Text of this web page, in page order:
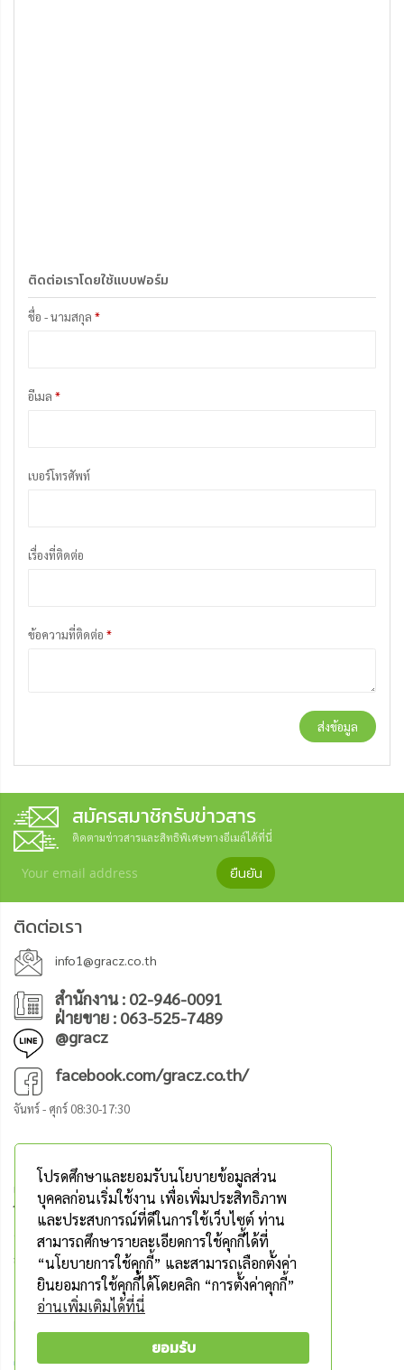
โปรดศึกษาและยอมรับนโยบายข้อมูลส่วน
บุคคลก่อนเริ่มใช้งาน เพื่อเพิ่มประสิทธิภาพ
และประสบการณ์ที่ดีในการใช้เว็บไซต์ ท่าน
สามารถศึกษารายละเอียดการใช้คุกกี้ได้ที่
“นโยบายการใช้คุกกี้” และสามารถเลือกตั้งค่า
ยินยอมการใช้คุกกี้ได้โดยคลิก “การตั้งค่าคุกกี้”
อ่านเพิ่มเติมได้ที่นี่
ยอมรับ
ติดต่อเราโดยใช้แบบฟอร์ม
ชื่อ - นามสกุล *
อีเมล *
เบอร์โทรศัพท์
เรื่องที่ติดต่อ
ข้อความที่ติดต่อ *
ส่งข้อมูล
สมัครสมาชิกรับข่าวสาร
ติดตามข่าวสารและสิทธิพิเศษทางอีเมล์ได้ที่นี่
ยืนยัน
ติดต่อเรา
info1@gracz.co.th
สำนักงาน : 02-946-0091
ฝ่ายขาย : 063-525-7489
@gracz
facebook.com/gracz.co.th/
จันทร์ - ศุกร์ 08:30-17:30
เกี่ยวกับเรา
เกี่ยวกับเรา
โปรโมชั่น
ติดต่อเรา
สินค้าลดราคา
วิธีสั่งซื้อสินค้า
แจ้งการโอนเงิน
คำถามที่พบบ่อย
วิธีจัดส่งสินค้า
ติดตามเรา